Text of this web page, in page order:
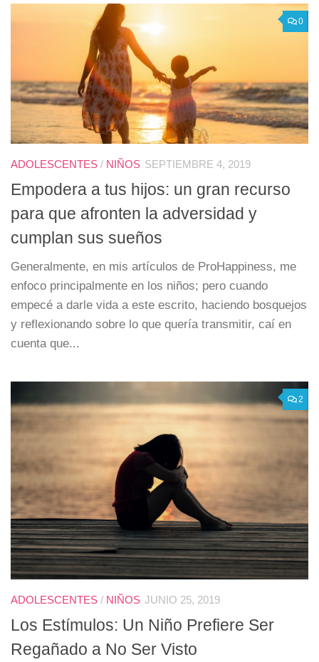
0
ADOLESCENTES / NIÑOS SEPTIEMBRE 4, 2019
Empodera a tus hijos: un gran recurso
para que afronten la adversidad y
cumplan sus sueños
Generalmente, en mis artículos de ProHappiness, me
enfoco principalmente en los niños; pero cuando
empecé a darle vida a este escrito, haciendo bosquejos
y reflexionando sobre lo que quería transmitir, caí en
cuenta que...
2
ADOLESCENTES / NIÑOS JUNIO 25, 2019
Los Estímulos: Un Niño Prefiere Ser
Regañado a No Ser Visto